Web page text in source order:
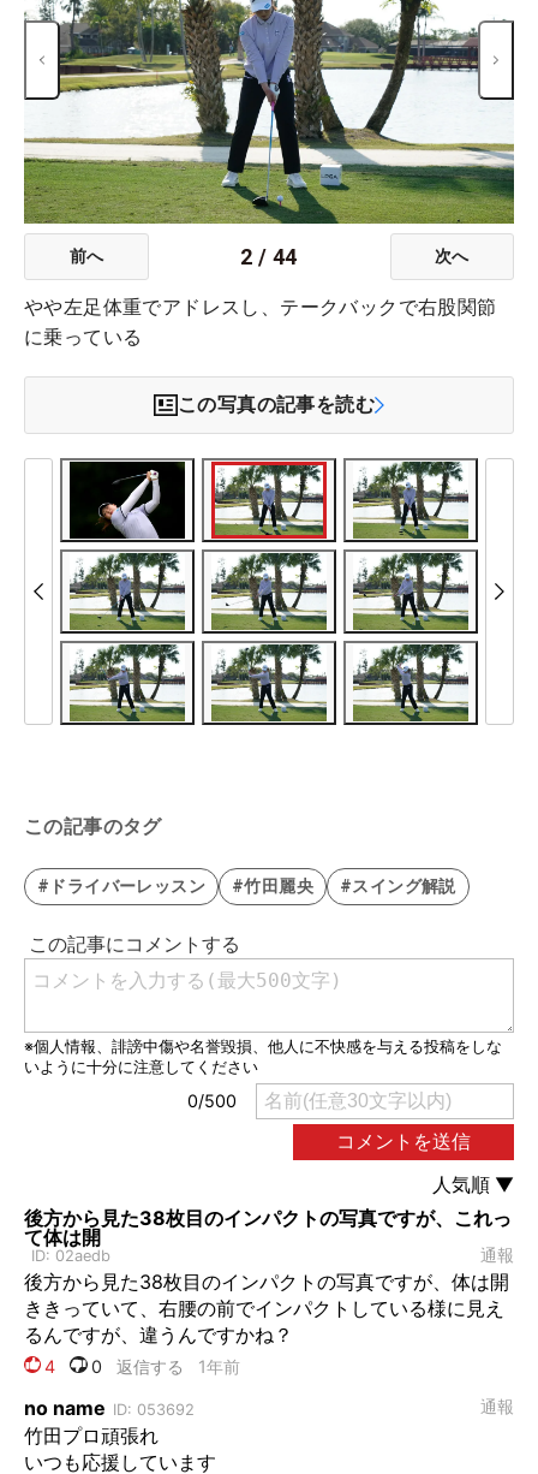
前へ 2 / 44 次へ
やや左足体重でアドレスし、テークバックで右股関節
に乗っている
この写真の記事を読む
この記事のタグ
#ドライバーレッスン #竹田麗央 #スイング解説